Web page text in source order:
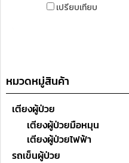
(NIBP) มีหน้าจอการแสดงผลแบบ
กับภายนอกด้วย LAN / Wi-Fi
(Option) ใช้งานได้กับผู้ป่วยทุกวัย
ตั้งแต่ผู้ใหญ่ เด็ก ทารกแรกเกิด มี
ฟังค์ชั่นการโทรเรียกพยาบาล
เปรียบเทียบ
หมวดหมู่สินค้า
เตียงผู้ป่วย
เตียงผู้ป่วยมือหมุน
เตียงผู้ป่วยไฟฟ้า
รถเข็นผู้ป่วย